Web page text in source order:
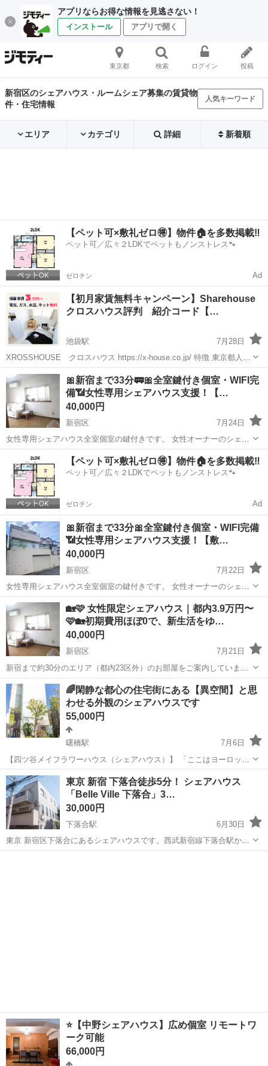
アプリならお得な情報を見逃さない！
インストール アプリで開く
東京都 検索 ログイン 投稿
新宿区のシェアハウス・ルームシェア募集の賃貸物
件・住宅情報
人気キーワード
エリア カテゴリ 詳細 新着順
【ペット可×敷礼ゼロ🉐】物件🏠を多数掲載‼️
ペット可／広々２LDKでペットもノンストレス🐾
ゼロチン Ad
【初月家賃無料キャンペーン】Sharehouse
クロスハウス評判 紹介コード【…
池袋駅
7月28日
XROSSHOUSE クロスハウス https://x-house.co.jp/ 特徴 東京都人気
エリア物件数 ・人気エリアに400物件以上 ・新宿、渋谷、池
袋、銀座、中目黒、上野、秋葉原など、 便...
東京 新宿区 池袋駅 シェアハウス
🎀新宿まで33分🚃🎀全室鍵付き個室・WIFI完
備📶女性専用シェアハウス支援！【…
40,000円
新宿区
7月24日
女性専用シェアハウス全室個室の鍵付きです。 女性オーナーのシェア
ハウスです。 非営利で活動しており売上は貧困層の住宅取得のために
使用しています。 こちらの物件のお問い合わせはジモティーのメッセ
ージではなく...
シェアハウス 徒歩
【ペット可×敷礼ゼロ🉐】物件🏠を多数掲載‼️
ペット可／広々２LDKでペットもノンストレス🐾
ゼロチン Ad
🎀新宿まで33分🎀全室鍵付き個室・WIFI完備
📶女性専用シェアハウス支援！【敷…
40,000円
新宿区
7月22日
女性専用シェアハウス全室個室の鍵付きです。 女性オーナーのシェア
ハウスです。 非営利で活動しており売上は貧困層の住宅取得のために
使用しています。 こちらの物件のお問い合わせはジモティーのメッセ
ージではなく...
東京 新宿区 シェアハウス
🏡🩷 女性限定シェアハウス｜都内3.9万円〜
🩷🏡初期費用ほぼ0で、新生活をゆ…
40,000円
新宿区
7月21日
新宿まで約30分のエリア（都内23区外）のお部屋をご案内しています
🪞🫧 🌿女性オーナーによる非営利の支援団体です 売上は「住まいに困
っている方」の住宅支援に活用しているため、できるだけ負担の少な
い価格でお部屋を提供してい...
東京 新宿区 シェアハウス 徒歩
🌈閑静な都心の住宅街にある【異空間】と思
わせる外観のシェアハウスです
55,000円
曙橋駅
7月6日
【四ツ谷メイフラワーハウス（シェアハウス）】 「ここはヨーロッパ
の郊外のマンション？！それとも美術館？」と何度も勘違いをさせて
しまっている建物のシェアハウスです。 https://www.tokyoroomfinde...
東京 新宿区 曙橋駅 シェアハウス
東京 新宿 下落合徒歩5分！ シェアハウス
「Belle Ville 下落合」3…
30,000円
下落合駅
6月30日
東京 新宿区下落合にあるシェアハウスです。西武新宿線下落合駅から
徒歩5分、椎名駅からは徒歩12分の立地です。JR山手線高田馬場駅も
⭐️【中野シェアハウス】広め個室 リモートワ
ーク可能
66,000円